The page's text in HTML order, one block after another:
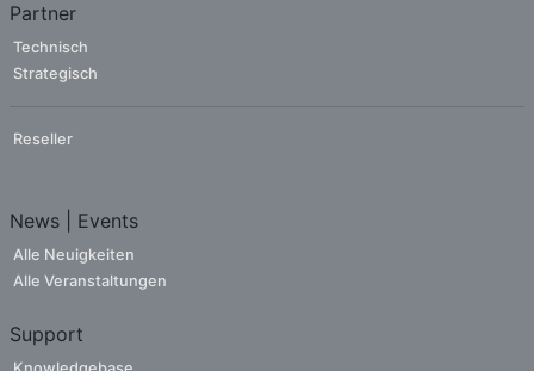
Partner
Technisch
Strategisch
Reseller
News | Events
Alle Neuigkeiten
Alle Veranstaltungen
Support